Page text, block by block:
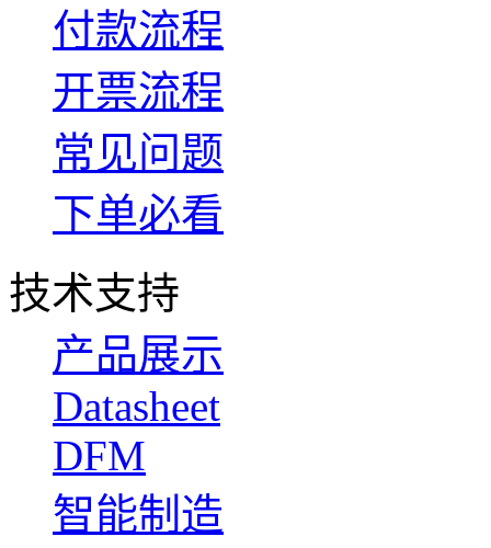
付款流程
开票流程
常见问题
下单必看
技术支持
产品展示
Datasheet
DFM
智能制造